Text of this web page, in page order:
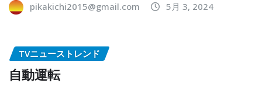
pikakichi2015@gmail.com 5月 3, 2024
TVニューストレンド
自動運転